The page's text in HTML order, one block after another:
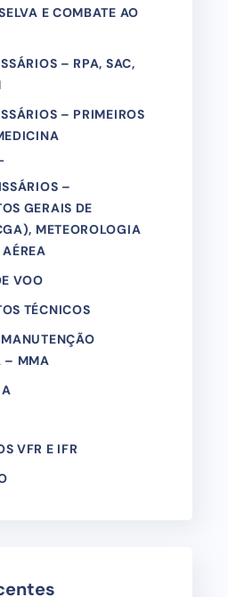
E COMBATE AO
– RPA, SAC,
– PRIMEIROS
–
GERAIS DE
METEOROLOGIA
VOO
TÉCNICOS
– MMA
VFR E IFR